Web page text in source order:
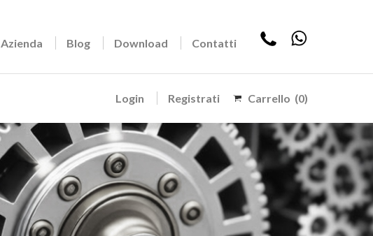
Azienda Blog Download Contatti
Login Registrati Carrello (0)